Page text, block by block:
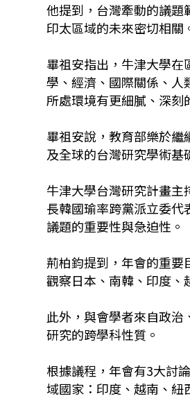
他提到，台灣牽動的議
印太區域的未來密切相關
畢祖安指出，牛津大學
學、經濟、國際關係、
所處環境有更細膩、深刻
畢祖安說，教育部樂於
及全球的台灣研究學術基
牛津大學台灣研究計畫
長韓國瑜率跨黨派立委
議題的重要性與急迫性。
荊柏鈞提到，年會的重
觀察日本、南韓、印度、
此外，與會學者來自政
研究的跨學科性質。
根據議程，年會有3大討
域國家：印度、越南、紐